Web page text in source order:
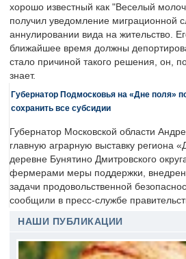
хорошо известный как "Веселый
получил уведомление миграционной
аннулировании вида на жительство.
ближайшее время должны
стало причиной такого решения, он,
знает.
Губернатор Подмосковья на «Дне поля»
сохранить все субсидии
Губернатор Московской области
главную аграрную выставку региона
деревне Бунятино Дмитровского
фермерами меры поддержки,
задачи продовольственной
сообщили в пресс-службе
НАШИ ПУБЛИКАЦИИ